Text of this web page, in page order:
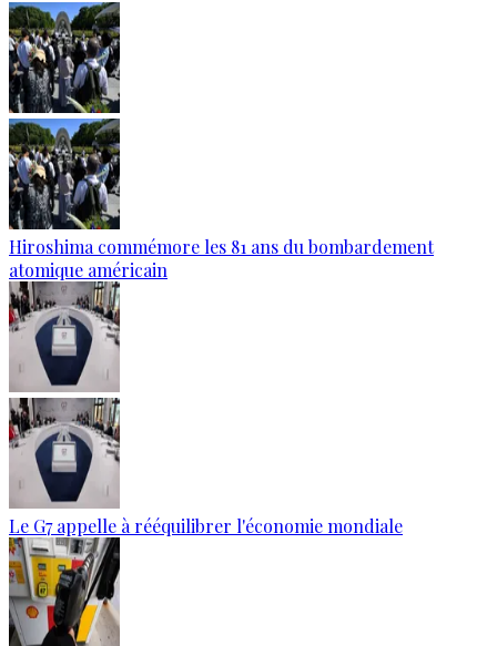
Hiroshima commémore les 81 ans du bombardement
atomique américain
Le G7 appelle à rééquilibrer l'économie mondiale